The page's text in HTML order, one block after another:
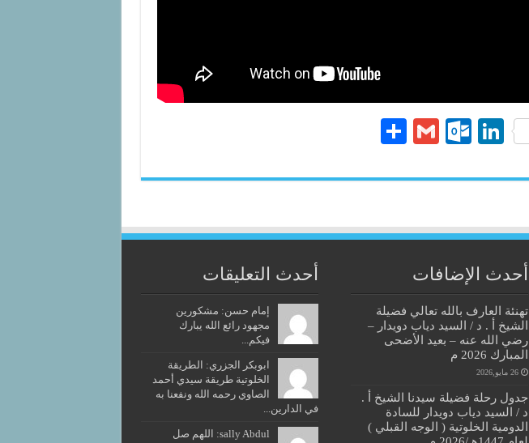
Li
ed
O
lo
.c
o
m
G
ail
re
أحدث الإضافات
تهنئة العارف بالله تعالي فضيلة
الشيخ أ . د / السيد دياب دويدار –
رضي الله عنه – بعيد الأضحى
المبارك 2026 م
26 مايو,2026
جدول رحلة فضيلة سيدنا الشيخ أ .
د / السيد دياب دويدار للسادة
الدومية الخلوتية ( الوجه القبلي )
أحدث التعليقات
إمام حسن: مشكورين
مجهود رائع الله يبارك
فيكم...
ابوبكر الجزري: الطريقة
الخلوتية طريقة سيدي أحمد
الصاوي رحمه الله ونفعنا به
في الدارين...
sally Abdul: اللهم صل